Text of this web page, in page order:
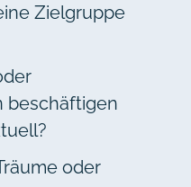
Zielgruppe
beschäftigen
oder